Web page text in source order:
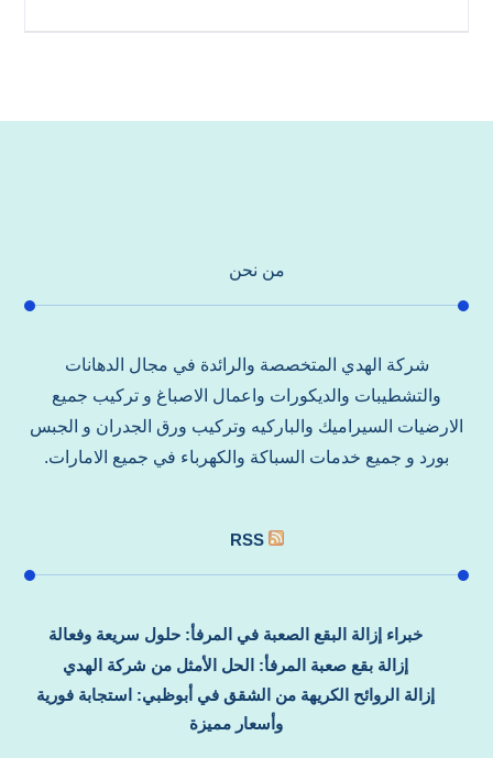
من نحن
شركة الهدي المتخصصة والرائدة في مجال الدهانات
والتشطيبات والديكورات واعمال الاصباغ و تركيب جميع
الارضيات السيراميك والباركيه وتركيب ورق الجدران و الجبس
بورد و جميع خدمات السباكة والكهرباء في جميع الامارات.
RSS
خبراء إزالة البقع الصعبة في المرفأ: حلول سريعة وفعالة
إزالة بقع صعبة المرفأ: الحل الأمثل من شركة الهدي
إزالة الروائح الكريهة من الشقق في أبوظبي: استجابة فورية
وأسعار مميزة